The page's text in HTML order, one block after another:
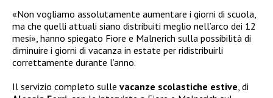
«Non vogliamo assolutamente aumentare i giorni di scuola,
ma che quelli attuali siano distribuiti meglio nell’arco dei 12
mesi», hanno spiegato Fiore e Malnerich sulla possibilità di
diminuire i giorni di vacanza in estate per ridistribuirli
correttamente durante l’anno.
Il servizio completo sulle vacanze scolastiche estive , di